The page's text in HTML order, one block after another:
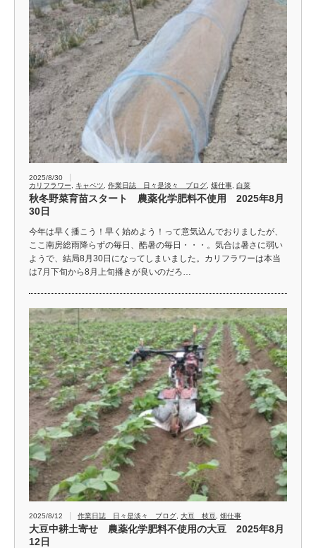
2025/8/30
カリフラワー
キャベツ 作業日誌 日々是淡々 ブログ 畑仕事 白菜
秋冬野菜育苗スタート 農薬化学肥料不使用 2025年8月
30日
今年は早く播こう！早く始めよう！って意気込んでおりましたが、
ここ南房総雨降らずの毎日、酷暑の毎日・・・。気合は暑さに弱い
ようで、結局8月30日になってしまいました。カリフラワーは本当
は7月下旬から8月上旬播きが良いのだろ…
2025/8/12 作業日誌 日々是淡々 ブログ 大豆 枝豆 畑仕事
大豆中耕土寄せ 農薬化学肥料不使用の大豆 2025年8月
12日